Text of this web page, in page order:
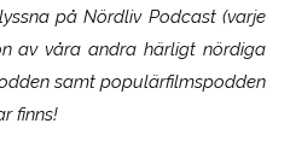
på Nördliv Podcast (varje
av våra andra härligt nördiga
samt populärfilmspodden
finns!